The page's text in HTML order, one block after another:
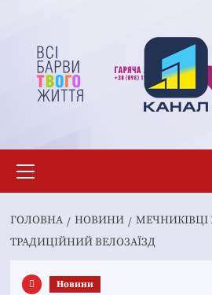
вмісту
меню
ГОЛОВНА НОВИНИ
МЕЧНИКІВЦІ
ТРАДИЦІЙНИЙ ВЕЛОЗАЇЗД
Новини